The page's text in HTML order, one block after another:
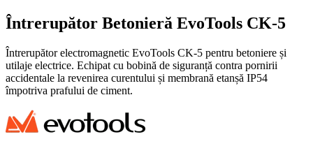
Întrerupător Betonieră EvoTools CK-5
Întrerupător electromagnetic EvoTools CK-5 pentru betoniere și
utilaje electrice. Echipat cu bobină de siguranță contra pornirii
accidentale la revenirea curentului și membrană etanșă IP54
împotriva prafului de ciment.